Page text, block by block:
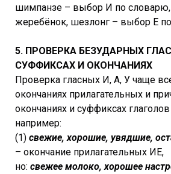
шимпанзе – выбор И по словарю,
жеребёнок, шезлонг – выбор Е
5. ПРОВЕРКА БЕЗУДАРНЫХ
СУФФИКСАХ И ОКОНЧАНИЯХ
Проверка гласных И, А, У чаще
окончаниях прилагательных и
окончаниях и суффиксах
например:
(1) свежие, хорошие, увядшие,
– окончание прилагательных ИЕ,
но: свежее молоко, хорошее